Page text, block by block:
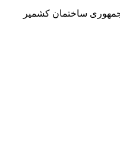
ساختمان کشمیر